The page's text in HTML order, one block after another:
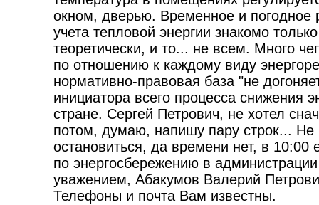
окном, дверью. Временное и погодное
учета тепловой энергии знакомо
теоретически, и то... не всем. Много
по отношению к каждому виду
нормативно-правовая база "не
инициатора всего процесса снижения
стране. Сергей Петрович, не хотел
потом, думаю, напишу пару строк... Не
остановиться, да времени нет, в
по энергосбережению в администрации
уважением, Абакумов Валерий
Телефоны и почта Вам известны.